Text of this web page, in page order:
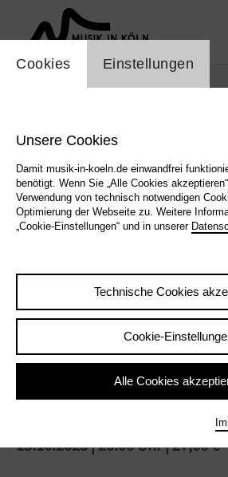
Einstellung
Cookies Einstellungen
Unsere Cookies
Damit musik-in-koeln.de einwandfrei
benötigt. Wenn Sie „Alle Cookies
Verwendung von technisch notwendigen
Optimierung der Webseite zu. Weitere
„Cookie-Einstellungen“ und in unserer
Technische Cookies
Cookie-
Alle Cookies
Jesper
Munk
© Julio
Cordey
|
© Julio
Cordey
Zurück|Übersicht
Jesper Munk
15.10.2025 | 20:00 Uhr| 27,00 €